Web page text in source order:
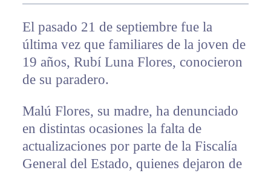
El pasado 21 de septiembre fue la
última vez que familiares de la joven de
19 años, Rubí Luna Flores, conocieron
de su paradero.
Malú Flores, su madre, ha denunciado
en distintas ocasiones la falta de
actualizaciones por parte de la Fiscalía
General del Estado, quienes dejaron de